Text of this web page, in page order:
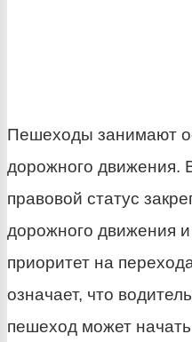
Пешеходы занимают
дорожного движения.
правовой статус
дорожного движения и
приоритет на
означает, что
пешеход может